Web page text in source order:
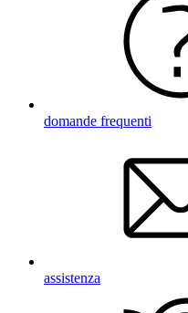
domande frequenti
assistenza